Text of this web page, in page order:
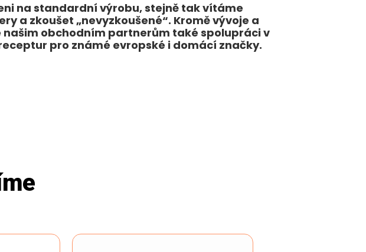
na standardní výrobu, stejně tak vítáme
a zkoušet „nevyzkoušené“. Kromě vývoje a
našim obchodním partnerům také spolupráci v
pro známé evropské i domácí značky.